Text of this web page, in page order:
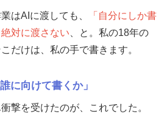
はAIに渡しても、
「自分にしか書
対に渡さない、と。私の18年の
だけは、私の手で書きます。
に向けて書くか」
撃を受けたのが、これでした。